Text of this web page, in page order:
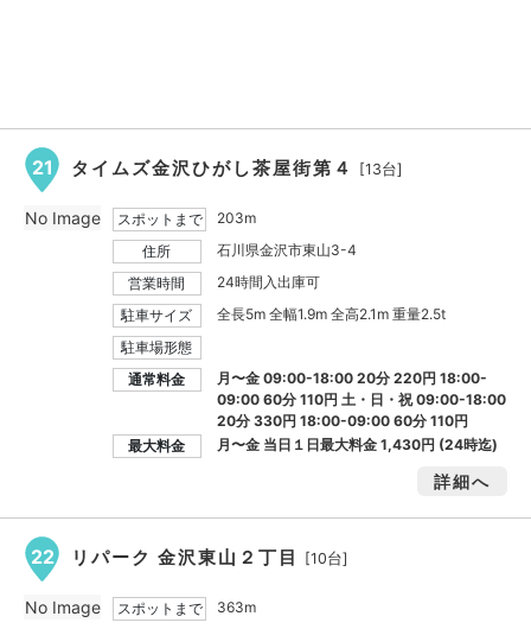
21 タイムズ金沢ひがし茶屋街第４ [13台]
スポットまで
203m
住所
石川県金沢市東山3-4
営業時間
24時間入出庫可
駐車サイズ
全長5m 全幅1.9m 全高2.1m 重量2.5t
駐車場形態
通常料金
月〜金 09:00-18:00 20分 220円 18:00-
09:00 60分 110円 土・日・祝 09:00-18:00
20分 330円 18:00-09:00 60分 110円
最大料金
月〜金 当日１日最大料金1,430円 (24時迄)
詳細へ
No Image
22 リパーク 金沢東山２丁目 [10台]
スポットまで
363m
No Image